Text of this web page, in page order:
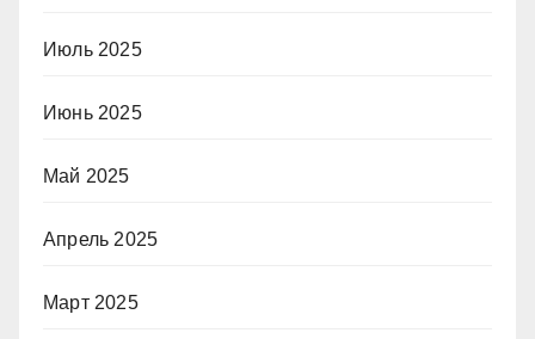
Июль 2025
Июнь 2025
Май 2025
Апрель 2025
Март 2025